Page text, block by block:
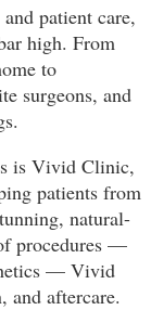
patient care,
high. From
to
surgeons, and
is Vivid Clinic,
patients from
natural-
procedures —
— Vivid
and aftercare.